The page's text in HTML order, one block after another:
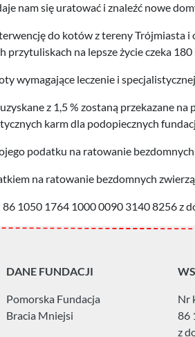
nam się uratować i znaleźć nowe
do kotów z tereny Trójmiasta i
przytuliskach na lepsze życie czeka
wymagające leczenie i
z 1,5 % zostaną przekazane
karm dla podopiecznych
podatku na ratowanie
na ratowanie bezdomnych
1050 1764 1000 0090 3140 8256 z
DANE FUNDACJI
Pomorska Fundacja
Bracia Mniejsi
Nr
86
z